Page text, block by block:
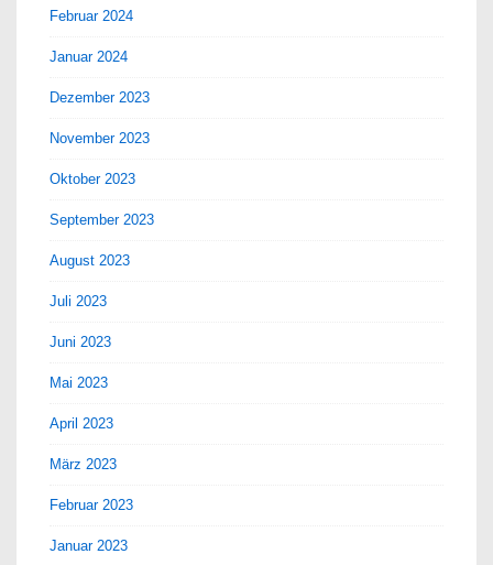
Februar 2024
Januar 2024
Dezember 2023
November 2023
Oktober 2023
September 2023
August 2023
Juli 2023
Juni 2023
Mai 2023
April 2023
März 2023
Februar 2023
Januar 2023